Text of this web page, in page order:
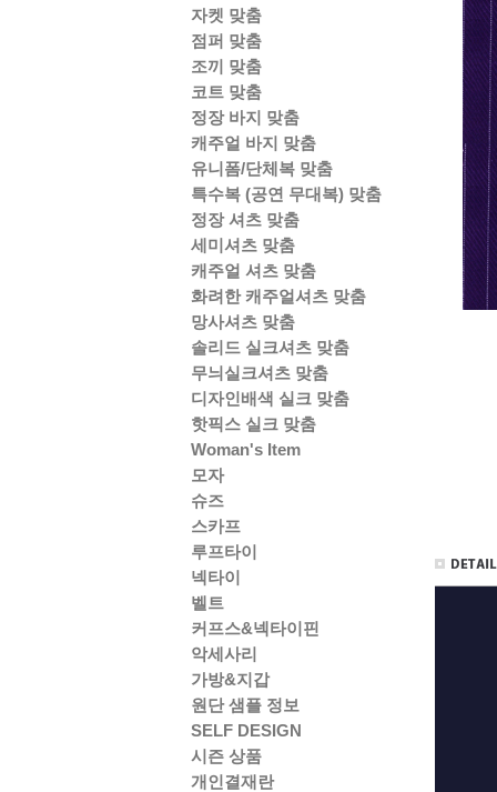
자켓 맞춤
점퍼 맞춤
조끼 맞춤
코트 맞춤
정장 바지 맞춤
캐주얼 바지 맞춤
유니폼/단체복 맞춤
특수복 (공연 무대복) 맞춤
정장 셔츠 맞춤
세미셔츠 맞춤
캐주얼 셔츠 맞춤
화려한 캐주얼셔츠 맞춤
망사셔츠 맞춤
솔리드 실크셔츠 맞춤
무늬실크셔츠 맞춤
디자인배색 실크 맞춤
핫픽스 실크 맞춤
Woman's Item
모자
슈즈
스카프
루프타이
넥타이
벨트
커프스&넥타이핀
악세사리
가방&지갑
원단 샘플 정보
SELF DESIGN
시즌 상품
개인결재란